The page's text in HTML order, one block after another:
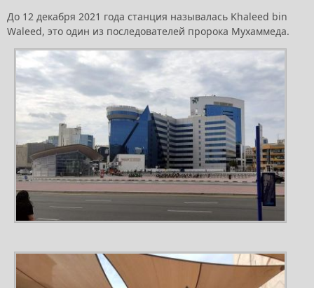
До 12 декабря 2021 года станция называлась Khaleed bin
Waleed, это один из последователей пророка Мухаммеда.